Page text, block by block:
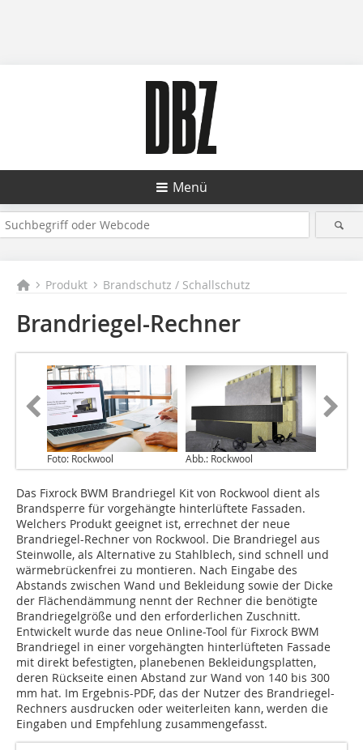
Menü
Produkt Brandschutz / Schallschutz
Brandriegel-Rechner
Foto: Rockwool Abb.: Rockwool
Das Fixrock BWM Brandriegel Kit von Rockwool dient als
Brandsperre für vorgehängte hinterlüftete Fassaden.
Welchers Produkt geeignet ist, errechnet der neue
Brandriegel-Rechner von Rockwool. Die Brandriegel aus
Steinwolle, als Alternative zu Stahlblech, sind schnell und
wärmebrückenfrei zu montieren. Nach Eingabe des
Abstands zwischen Wand und Bekleidung sowie der Dicke
der Flächendämmung nennt der Rechner die benötigte
Brandriegelgröße und den erforderlichen Zuschnitt.
Entwickelt wurde das neue Online-Tool für Fixrock BWM
Brandriegel in einer vorgehängten hinterlüfteten Fassade
mit direkt befestigten, planebenen Bekleidungsplatten,
deren Rückseite einen Abstand zur Wand von 140 bis 300
mm hat. Im Ergebnis-PDF, das der Nutzer des Brandriegel-
Rechners ausdrucken oder weiterleiten kann, werden die
Eingaben und Empfehlung zusammengefasst.